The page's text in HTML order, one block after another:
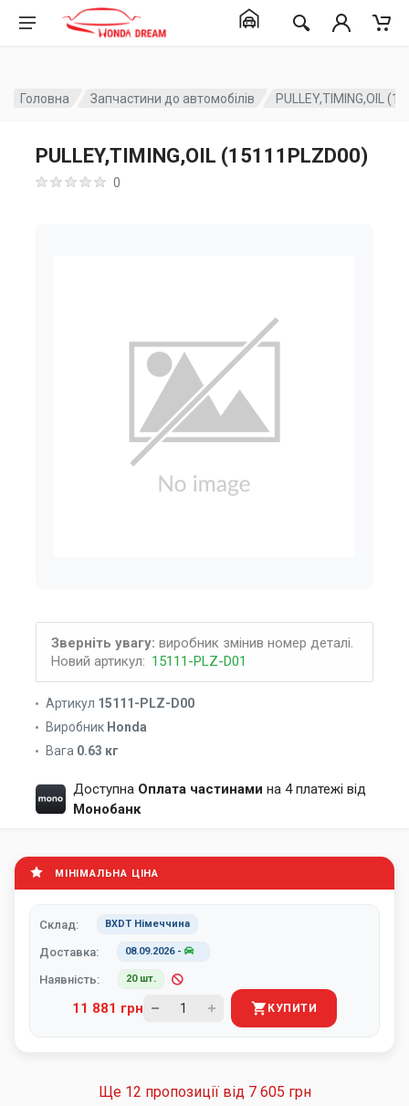
Головна Запчастини до автомобілів PULLEY,TIMING,OIL
PULLEY,TIMING,OIL (15111PLZD00)
0
Зверніть увагу: виробник змінив номер деталі.
Новий артикул: 15111-PLZ-D01
Артикул 15111-PLZ-D00
Виробник Honda
Вага 0.63 кг
Доступна Оплата частинами на 4 платежі від
Монобанк
МІНІМАЛЬНА ЦІНА
Склад: BXDT Німеччина
Доставка: 08.09.2026-
Наявність: 20 шт.
11 881 грн КУПИТИ
Ще 12 пропозиції від 7 605 грн